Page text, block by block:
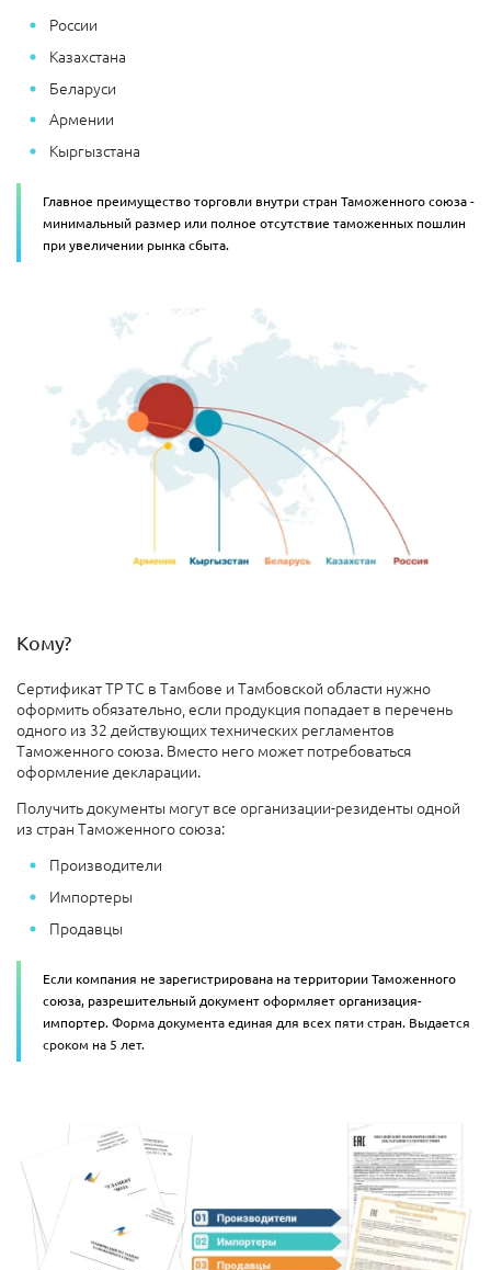
России
Казахстана
Беларуси
Армении
Кыргызстана
Главное преимущество торговли внутри стран Таможенного союза -
минимальный размер или полное отсутствие таможенных пошлин
при увеличении рынка сбыта.
Кому?
Сертификат ТР ТС в Тамбове и Тамбовской области нужно
оформить обязательно, если продукция попадает в перечень
одного из 32 действующих технических регламентов
Таможенного союза. Вместо него может потребоваться
оформление декларации.
Получить документы могут все организации-резиденты одной
из стран Таможенного союза:
Производители
Импортеры
Продавцы
Если компания не зарегистрирована на территории Таможенного
союза, разрешительный документ оформляет организация-
импортер.Форма документа единая для всех пяти стран. Выдается
сроком на 5 лет.